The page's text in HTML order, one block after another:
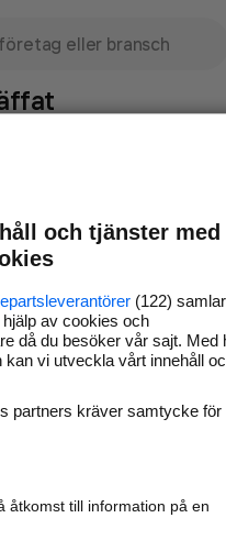
och snabbare kan avhjälpa
i webbläsaren och
och platser.
och tjänster med
(122) samlar
av cookies och
då du besöker vår sajt. Med
kan vi utveckla vårt innehåll
partners kräver samtycke för
åtkomst till information på en